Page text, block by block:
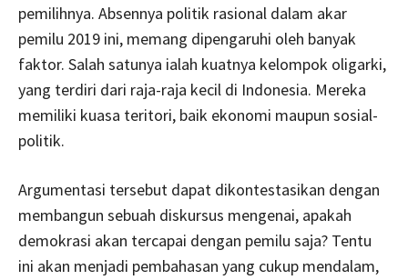
pemilihnya. Absennya politik rasional dalam akar
pemilu 2019 ini, memang dipengaruhi oleh banyak
faktor. Salah satunya ialah kuatnya kelompok oligarki,
yang terdiri dari raja-raja kecil di Indonesia. Mereka
memiliki kuasa teritori, baik ekonomi maupun sosial-
politik.
Argumentasi tersebut dapat dikontestasikan dengan
membangun sebuah diskursus mengenai, apakah
demokrasi akan tercapai dengan pemilu saja? Tentu
ini akan menjadi pembahasan yang cukup mendalam,